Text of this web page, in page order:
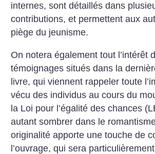
internes, sont détaillés dans
contributions, et permettent aux
piège du jeunisme.
On notera également tout l’intérêt
témoignages situés dans la
livre, qui viennent rappeler toute
vécu des individus au cours du
la Loi pour l’égalité des chances
autant sombrer dans le
originalité apporte une touche de
l’ouvrage, qui sera